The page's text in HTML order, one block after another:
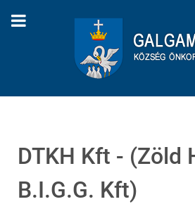
DTKH Kft - (Zöld
B.I.G.G. Kft)